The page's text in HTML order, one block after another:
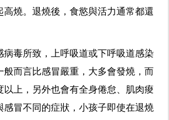
高燒。退燒後，食慾與活力通常都還
病毒所致，上呼吸道或下呼吸道感染
般而言比感冒嚴重，大多會發燒，而
以上，另外也會有全身倦怠、 肌肉痠
冒不同的症狀， 小孩子即使在退燒